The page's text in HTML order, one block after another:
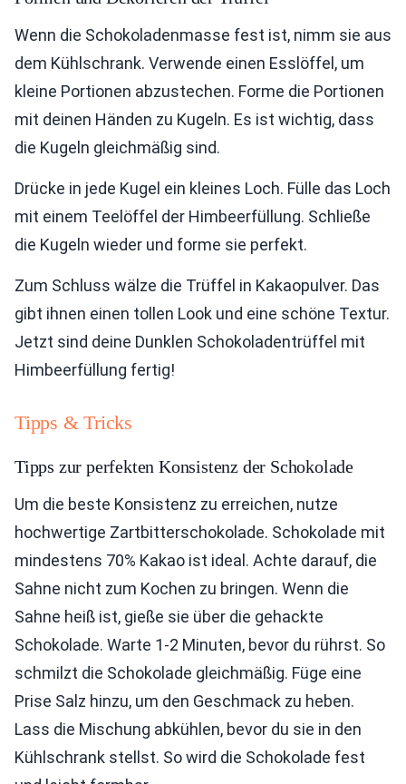
Wenn die Schokoladenmasse fest ist, nimm sie aus
dem Kühlschrank. Verwende einen Esslöffel, um
kleine Portionen abzustechen. Forme die Portionen
mit deinen Händen zu Kugeln. Es ist wichtig, dass
die Kugeln gleichmäßig sind.
Drücke in jede Kugel ein kleines Loch. Fülle das Loch
mit einem Teelöffel der Himbeerfüllung. Schließe
die Kugeln wieder und forme sie perfekt.
Zum Schluss wälze die Trüffel in Kakaopulver. Das
gibt ihnen einen tollen Look und eine schöne Textur.
Jetzt sind deine Dunklen Schokoladentrüffel mit
Himbeerfüllung fertig!
Tipps & Tricks
Tipps zur perfekten Konsistenz der Schokolade
Um die beste Konsistenz zu erreichen, nutze
hochwertige Zartbitterschokolade. Schokolade mit
mindestens 70% Kakao ist ideal. Achte darauf, die
Sahne nicht zum Kochen zu bringen. Wenn die
Sahne heiß ist, gieße sie über die gehackte
Schokolade. Warte 1-2 Minuten, bevor du rührst. So
schmilzt die Schokolade gleichmäßig. Füge eine
Prise Salz hinzu, um den Geschmack zu heben.
Lass die Mischung abkühlen, bevor du sie in den
Kühlschrank stellst. So wird die Schokolade fest